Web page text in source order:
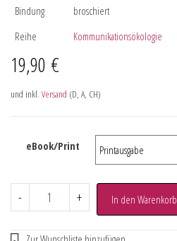
Bindung
broschiert
Reihe
Kommunikationsökologie
19,90 €
und inkl. Versand (D, A, CH)
eBook/Print
- + In den Warenkorb